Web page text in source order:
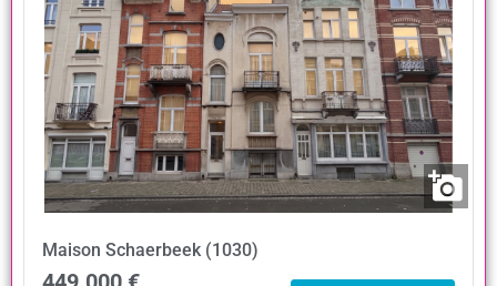
Maison Schaerbeek (1030)